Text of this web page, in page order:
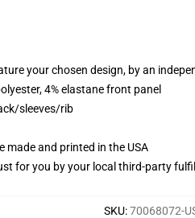
your chosen design, by an
4% elastane front panel
sleeves/rib
made and printed in the USA
for you by your local third-party
SKU:70068072-